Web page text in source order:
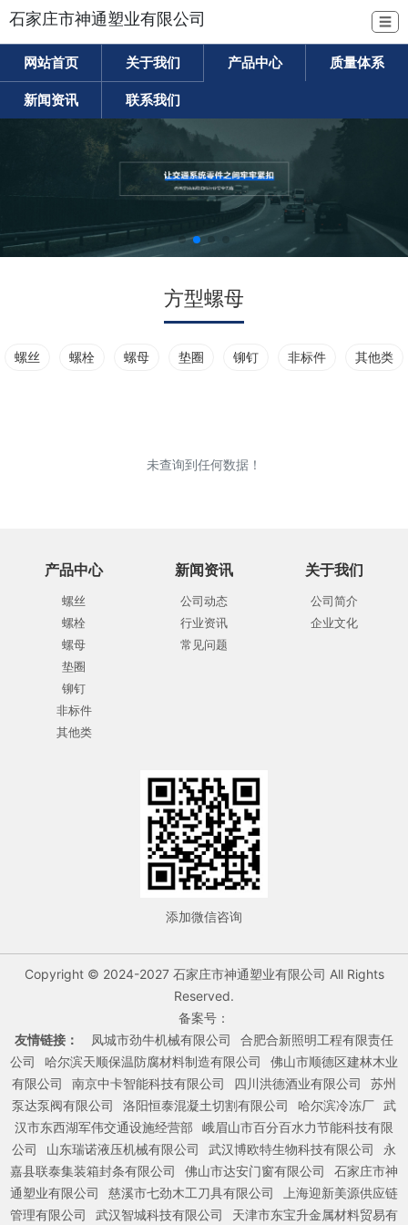
石家庄市神通塑业有限公司 ☰
网站首页 关于我们 产品中心 质量体系
新闻资讯 联系我们
方型螺母
螺丝 螺栓 螺母 垫圈 铆钉 非标件 其他类
未查询到任何数据！
产品中心
螺丝
螺栓
螺母
垫圈
铆钉
非标件
其他类
新闻资讯
公司动态
行业资讯
常见问题
关于我们
公司简介
企业文化
添加微信咨询
Copyright © 2024-2027 石家庄市神通塑业有限公司 All Rights
Reserved.
备案号：
友情链接：
凤城市劲牛机械有限公司
合肥合新照明工程有限责任
公司
哈尔滨天顺保温防腐材料制造有限公司
佛山市顺德区建林木业
有限公司
南京中卡智能科技有限公司 四川洪德酒业有限公司
苏州
泵达泵阀有限公司
洛阳恒泰混凝土切割有限公司 哈尔滨冷冻厂 武
汉市东西湖军伟交通设施经营部
峨眉山市百分百水力节能科技有限
公司
山东瑞诺液压机械有限公司 武汉博欧特生物科技有限公司
永
嘉县联泰集装箱封条有限公司
佛山市达安门窗有限公司
石家庄市神
通塑业有限公司
慈溪市七劲木工刀具有限公司
上海迎新美源供应链
管理有限公司
武汉智城科技有限公司 天津市东宝升金属材料贸易有